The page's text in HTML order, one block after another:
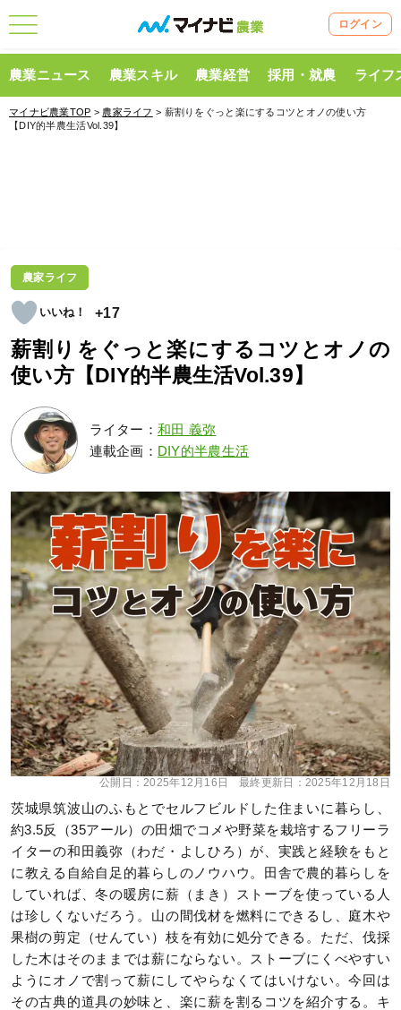
ログイン
農業ニュース 農業スキル 農業経営 採用・就農 ライフ
マイナビ農業TOP > 農家ライフ > 薪割りをぐっと楽にするコツとオノの使い方
【DIY的半農生活Vol.39】
農家ライフ
+17
薪割りをぐっと楽にするコツとオノの
使い方【DIY的半農生活Vol.39】
ライター： 和田 義弥
連載企画： DIY的半農生活
公開日：2025年12月16日 最終更新日： 2025年12月18日
茨城県筑波山のふもとでセルフビルドした住まいに暮らし、
約3.5反（35アール）の田畑でコメや野菜を栽培するフリーラ
イターの和田義弥（わだ・よしひろ）が、実践と経験をもと
に教える自給自足的暮らしのノウハウ。田舎で農的暮らしを
していれば、冬の暖房に薪（まき）ストーブを使っている人
は珍しくないだろう。山の間伐材を燃料にできるし、庭木や
果樹の剪定（せんてい）枝を有効に処分できる。ただ、伐採
した木はそのままでは薪にならない。ストーブにくべやすい
ようにオノで割って薪にしてやらなくてはいけない。今回は
その古典的道具の妙味と、楽に薪を割るコツを紹介する。キ